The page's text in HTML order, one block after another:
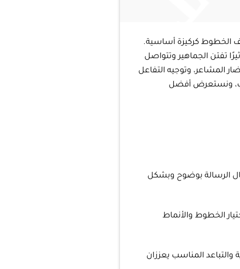
الخطوط كركيزة أساسية.
تفتن الجماهير وتتواصل
المشاعر، وتوجيه التفاعل
ونستعرض أفضل
الرسالة بوضوح وبشكل
الخطوط والأنماط
المناسب يعززان